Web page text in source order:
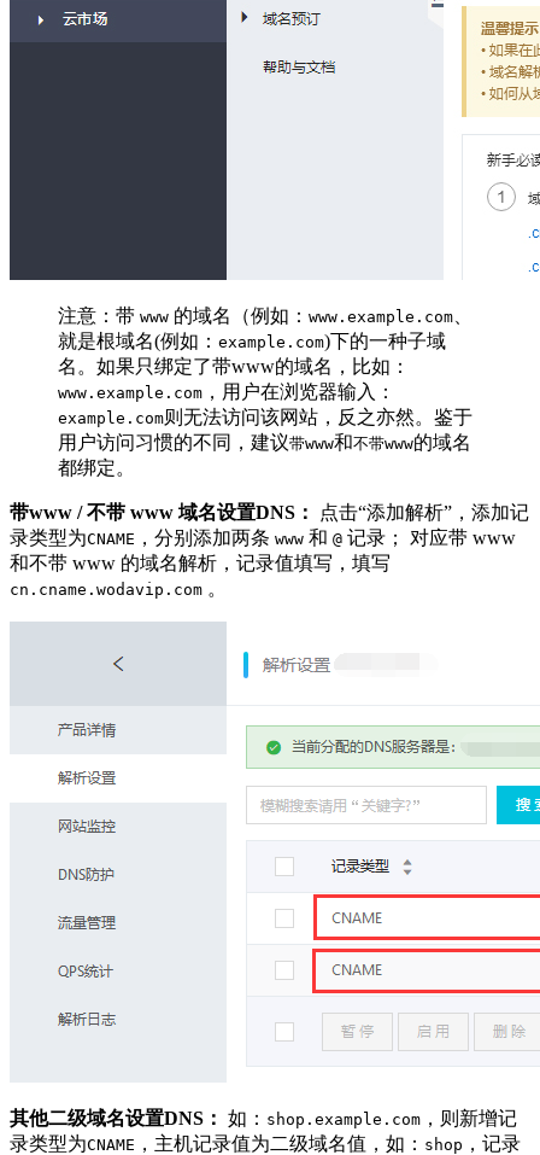
注意：带 www 的域名（例如： www.example.com
就是根域名(例如： example.com)下的一种子域
名。如果只绑定了带www的域名，比如：
www.example.com ，用户在浏览器输入：
example.com则无法访问该网站，反之亦然。鉴于
用户访问习惯的不同，建议带www和不带www的域名
都绑定。
带www / 不带 www 域名设置DNS：
点击“添加解析”，添加记
录类型为CNAME ，分别添加两条 www 和 @ 记录； 对应带 www
和不带 www 的域名解析，记录值填写，填写
cn.cname.wodavip.com 。
其他二级域名设置DNS： 如： shop.example.com ，则新增记
录类型为CNAME ，主机记录值为二级域名值，如： shop ，记录